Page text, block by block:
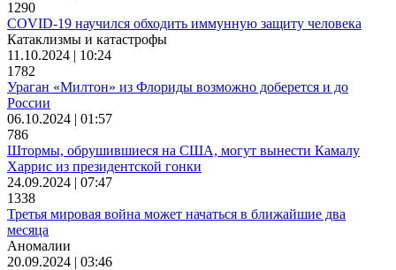
1290
COVID-19 научился обходить иммунную защиту человека
Катаклизмы и катастрофы
11.10.2024 | 10:24
1782
Ураган «Милтон» из Флориды возможно доберется и до
России
06.10.2024 | 01:57
786
Штормы, обрушившиеся на США, могут вынести Камалу
Харрис из президентской гонки
24.09.2024 | 07:47
1338
Третья мировая война может начаться в ближайшие два
месяца
Аномалии
20.09.2024 | 03:46